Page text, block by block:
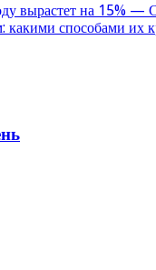
вырастет на 15% —
способами их